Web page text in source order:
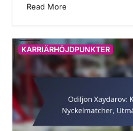
Read More
KARRIÄRHÖJDPUNKTER